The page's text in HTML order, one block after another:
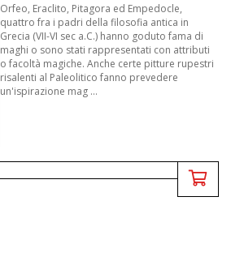
Orfeo, Eraclito, Pitagora ed Empedocle,
quattro fra i padri della filosofia antica in
Grecia (VII-VI sec a.C.) hanno goduto fama di
maghi o sono stati rappresentati con attributi
o facoltà magiche. Anche certe pitture rupestri
risalenti al Paleolitico fanno prevedere
un'ispirazione mag ...